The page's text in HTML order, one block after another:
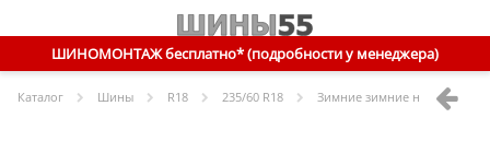
ШИНОМОНТАЖ бесплатно* (подробности у менеджера)
Каталог Шины R18 235/60 R18 Зимние зимние